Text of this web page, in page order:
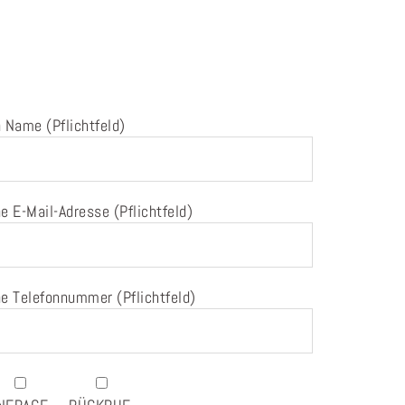
Name (Pflichtfeld)
E-Mail-Adresse (Pflichtfeld)
Telefonnummer (Pflichtfeld)